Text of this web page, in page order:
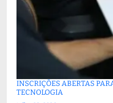
INSCRIÇÕES ABERTAS
TECNOLOGIA